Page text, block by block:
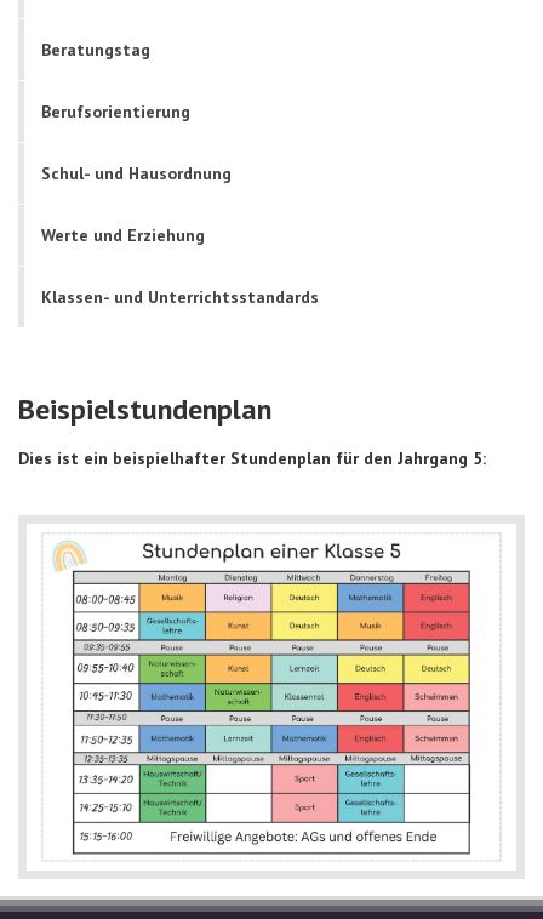
Beratungstag
Berufsorientierung
Schul- und Hausordnung
Werte und Erziehung
Klassen- und Unterrichtsstandards
Beispielstundenplan
Dies ist ein beispielhafter Stundenplan für den Jahrgang 5: